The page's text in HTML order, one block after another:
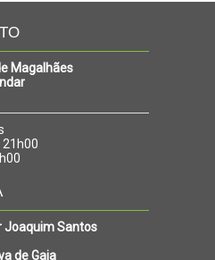
Magalhães
21h00
Joaquim Santos
de Gaia